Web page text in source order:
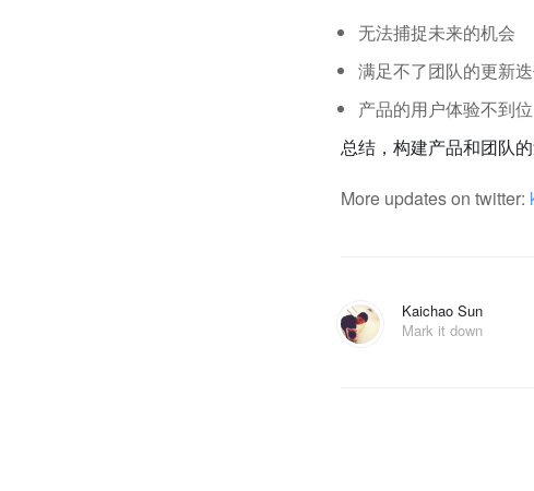
无法捕捉未来的机会
满足不了团队的更新
产品的用户体验不到位
总结，构建产品和团队
More updates on twitter:
Kaichao Sun
Mark it down